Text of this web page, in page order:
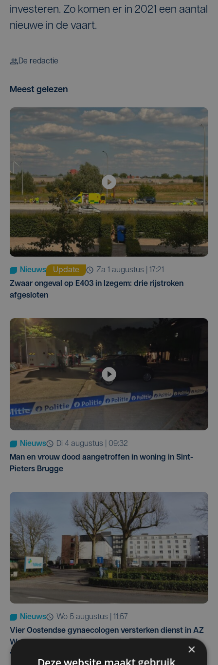
investeren. Zo komen er in 2021 een aantal
nieuwe in de vaart.
De redactie
Meest gelezen
Nieuws Update
za 1 augustus | 17:21
Zwaar ongeval op E403 in Izegem: drie rijstroken
afgesloten
Nieuws
di 4 augustus | 09:32
Man en vrouw dood aangetroffen in woning in Sint-
Pieters Brugge
Nieuws
wo 5 augustus | 11:57
Vier Oostendse gynaecologen versterken dienst in AZ
West, dat ook een nieuwe voltijdse gynaecoloog
verwelkomt
×
Deze website maakt gebruik